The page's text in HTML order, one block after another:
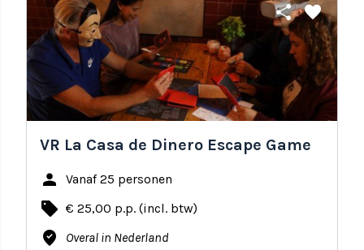
share favorite
VR La Casa de Dinero Escape Game
person Vanaf 25 personen
local_offer € 25,00 p.p. (incl. btw)
where_to_vote Overal in Nederland